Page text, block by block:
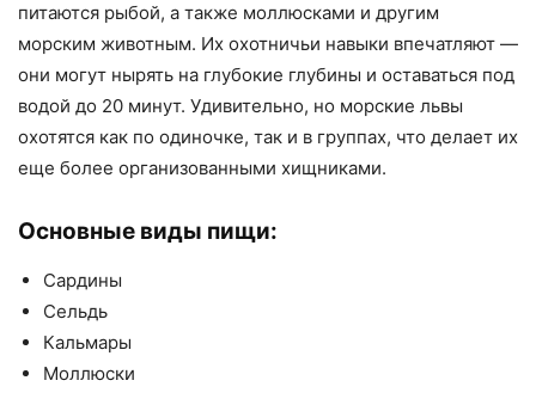
питаются рыбой, а также моллюсками и другим
морским животным. Их охотничьи навыки впечатляют —
они могут нырять на глубокие глубины и оставаться под
водой до 20 минут. Удивительно, но морские львы
охотятся как по одиночке, так и в группах, что делает их
еще более организованными хищниками.
Основные виды пищи:
Сардины
Сельдь
Кальмары
Моллюски